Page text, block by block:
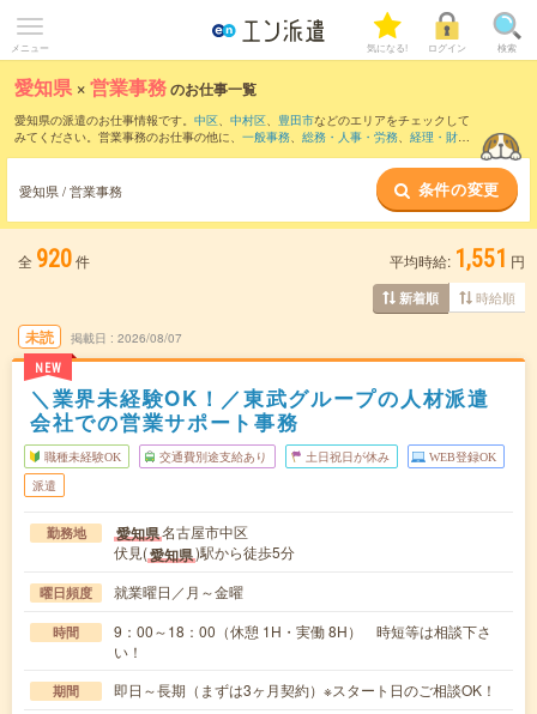
メニュー 気になる! ログイン 検索
愛知県 ×営業事務のお仕事一覧
愛知県の派遣のお仕事情報です。 中区、 中村区、 豊田市などのエリアをチェックして
みてください。営業事務のお仕事の他に、 一般事務、 総務・人事・労務、 経理・財
などのこだわり条件で絞り込んでいただけます。職種辞典：営業事務のお
仕事とは？とは？
愛知県 / 営業事務 条件の変更
全 920件 平均時給: 1,551 円
新着順 時給順
未読
NEW
掲載日 2026/08/07
＼業界未経験OK！／東武グループの人材派遣
会社での営業サポート事務
職種未経験OK 交通費別途支給あり 土日祝日が休み WEB登録OK
派遣
勤務地 愛知県名古屋市中区
伏見(愛知県)駅から徒歩5分
曜日頻度 就業曜日／月～金曜
時間
9：00～18：00（休憩 1H・実働 8H） 時短等は相談下さ
い！
期間 即日～長期（まずは3ヶ月契約）※スタート日のご相談OK！